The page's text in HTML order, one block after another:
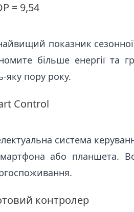
= 9,54
показник
більше енергії та
яку пору року.
Control
система
або планшета.
контролер